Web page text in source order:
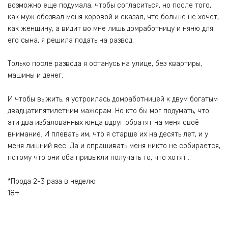
возможно еще подумала, чтобы согласиться, но после того,
как муж обозвал меня коровой и сказал, что больше не хочет,
как женщину, а видит во мне лишь домработницу и няню для
его сына, я решила подать на развод.
Только после развода я останусь на улице, без квартиры,
машины и денег.
И чтобы выжить, я устроилась домработницей к двум богатым
двадцатипятилетним мажорам. Но кто бы мог подумать, что
эти два избалованных юнца вдруг обратят на меня своё
внимание. И плевать им, что я старше их на десять лет, и у
меня лишний вес. Да и спрашивать меня никто не собирается,
потому что они оба привыкли получать то, что хотят…
*Прода 2-3 раза в неделю
18+